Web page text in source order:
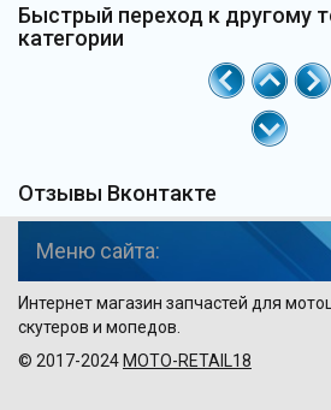
Быстрый переход к другому
категории
Отзывы Вконтакте
Меню сайта:
Интернет магазин запчастей для
скутеров и мопедов.
© 2017-2024 MOTO-RETAIL18